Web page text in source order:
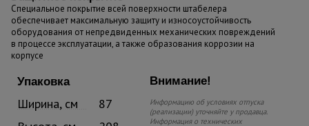
Специальное покрытие всей поверхности штабелера
обеспечивает максимальную защиту и износоустойчивость
оборудования от непредвиденных механических повреждений
в процессе эксплуатации, а также образования коррозии на
корпусе
Упаковка
Ширина, см
87
Внимание!
Информацию об условиях отпуска
(реализации) уточняйте у продавца.
Информация о технических